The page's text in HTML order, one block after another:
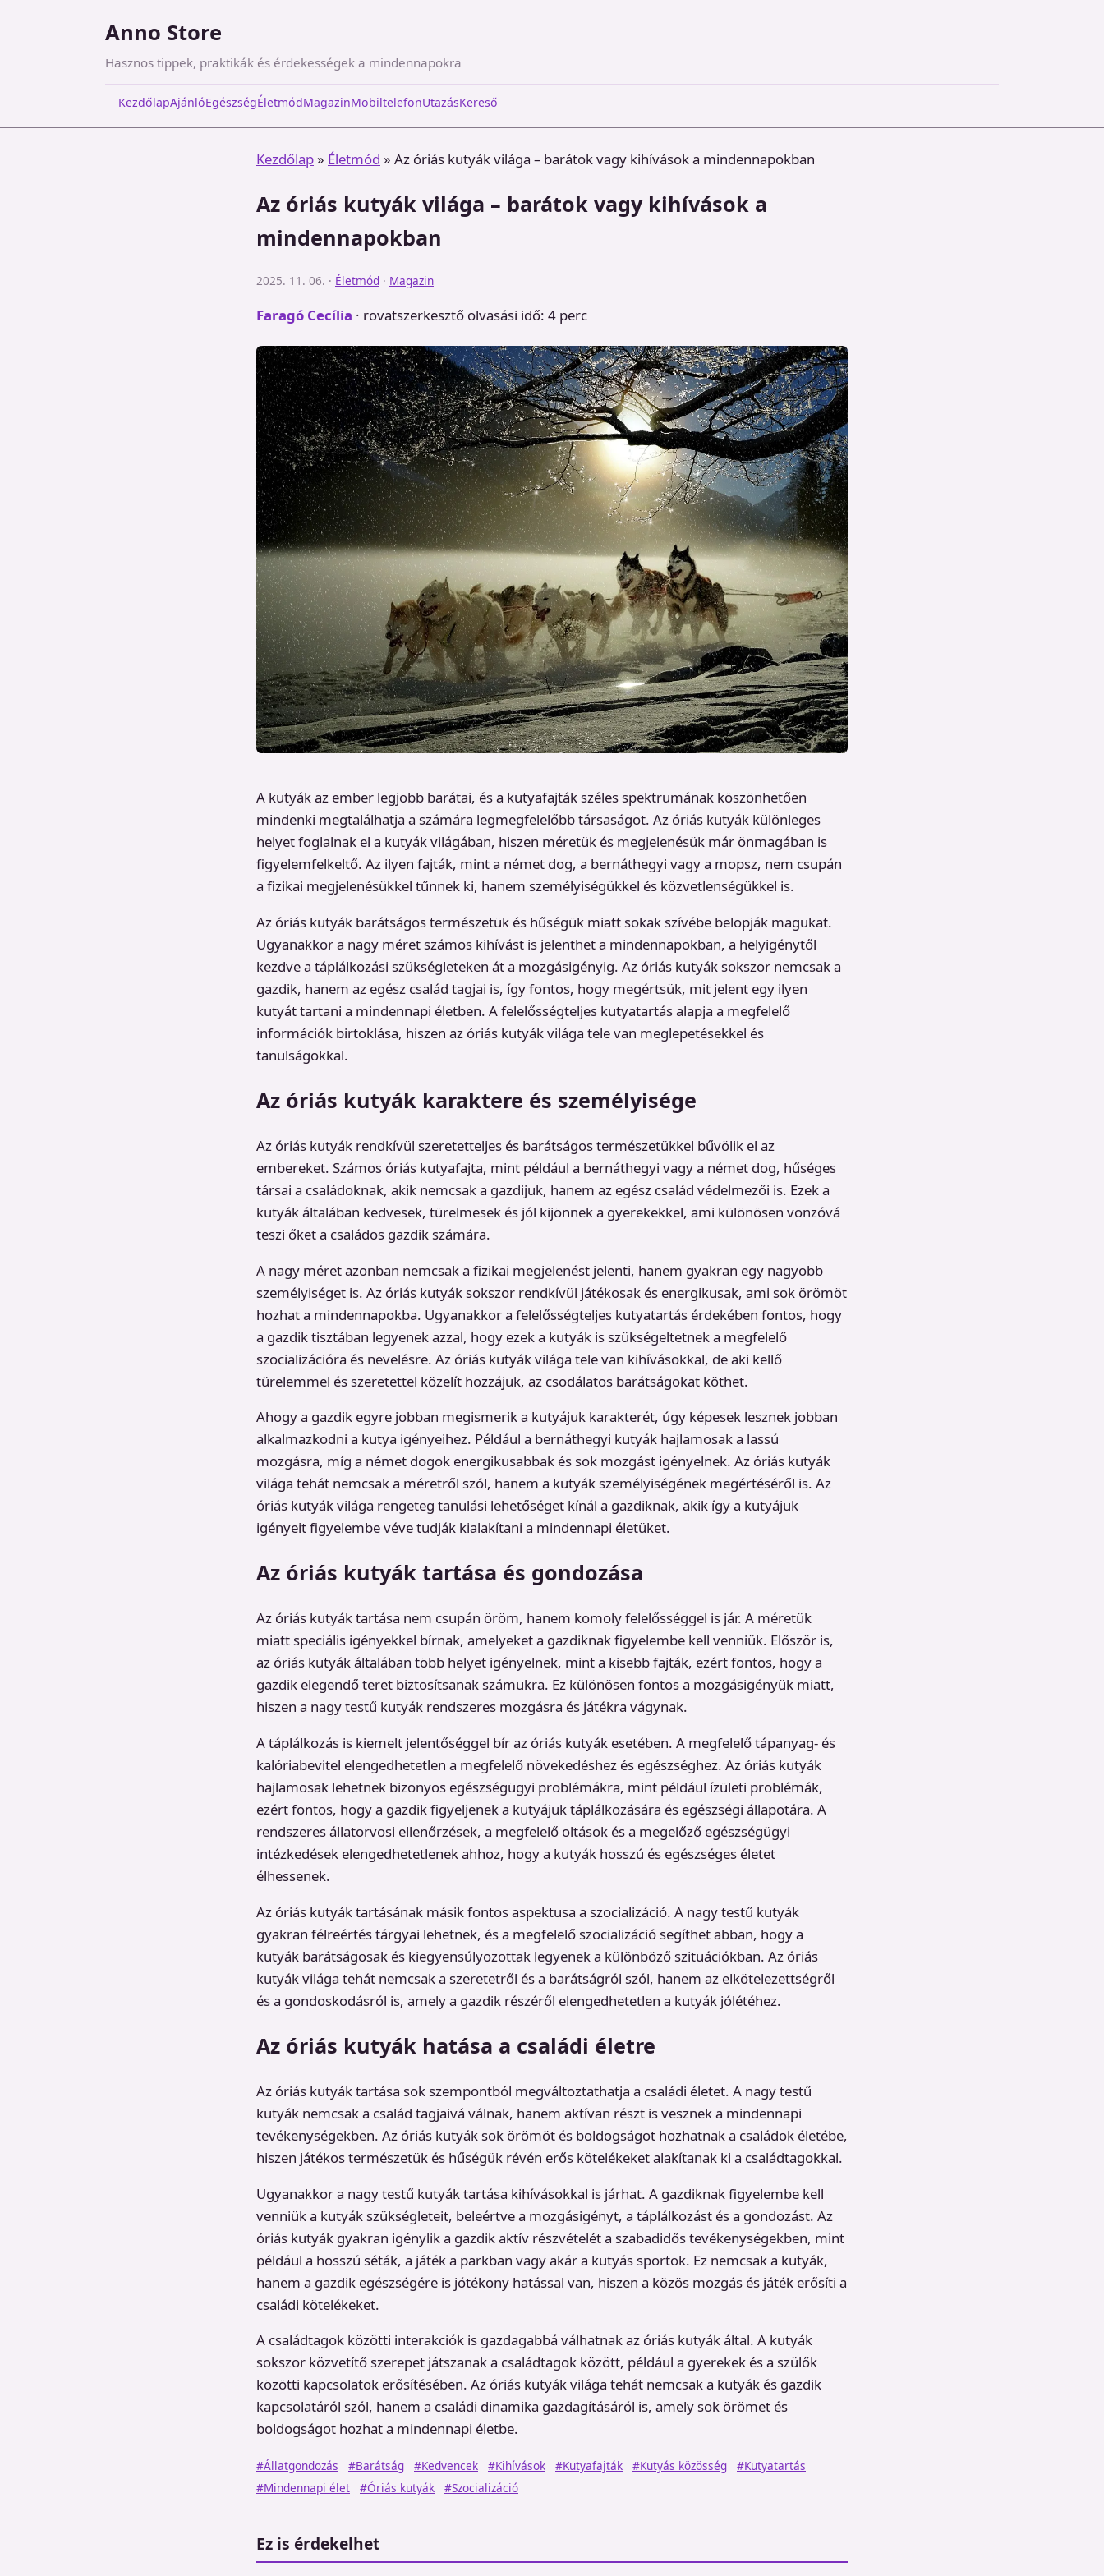
Anno Store
Hasznos tippek, praktikák és érdekességek a mindennapokra
KezdőlapAjánlóEgészségÉletmódMagazinMobiltelefonUtazásKereső
Kezdőlap» Életmód » Az óriás kutyák világa – barátok vagy kihívások a mindennapokban
Az óriás kutyák világa – barátok vagy kihívások a
mindennapokban
2025. 11. 06. · Életmód · Magazin
Faragó Cecília · rovatszerkesztő olvasási idő: 4 perc
A kutyák az ember legjobb barátai, és a kutyafajták széles spektrumának köszönhetően
mindenki megtalálhatja a számára legmegfelelőbb társaságot. Az óriás kutyák különleges
helyet foglalnak el a kutyák világában, hiszen méretük és megjelenésük már önmagában is
figyelemfelkeltő. Az ilyen fajták, mint a német dog, a bernáthegyi vagy a mopsz, nem csupán
a fizikai megjelenésükkel tűnnek ki, hanem személyiségükkel és közvetlenségükkel is.
Az óriás kutyák barátságos természetük és hűségük miatt sokak szívébe belopják magukat.
Ugyanakkor a nagy méret számos kihívást is jelenthet a mindennapokban, a helyigénytől
kezdve a táplálkozási szükségleteken át a mozgásigényig. Az óriás kutyák sokszor nemcsak a
gazdik, hanem az egész család tagjai is, így fontos, hogy megértsük, mit jelent egy ilyen
kutyát tartani a mindennapi életben. A felelősségteljes kutyatartás alapja a megfelelő
információk birtoklása, hiszen az óriás kutyák világa tele van meglepetésekkel és
tanulságokkal.
Az óriás kutyák karaktere és személyisége
Az óriás kutyák rendkívül szeretetteljes és barátságos természetükkel bűvölik el az
embereket. Számos óriás kutyafajta, mint például a bernáthegyi vagy a német dog, hűséges
társai a családoknak, akik nemcsak a gazdijuk, hanem az egész család védelmezői is. Ezek a
kutyák általában kedvesek, türelmesek és jól kijönnek a gyerekekkel, ami különösen vonzóvá
teszi őket a családos gazdik számára.
A nagy méret azonban nemcsak a fizikai megjelenést jelenti, hanem gyakran egy nagyobb
személyiséget is. Az óriás kutyák sokszor rendkívül játékosak és energikusak, ami sok örömöt
hozhat a mindennapokba. Ugyanakkor a felelősségteljes kutyatartás érdekében fontos, hogy
a gazdik tisztában legyenek azzal, hogy ezek a kutyák is szükségeltetnek a megfelelő
szocializációra és nevelésre. Az óriás kutyák világa tele van kihívásokkal, de aki kellő
türelemmel és szeretettel közelít hozzájuk, az csodálatos barátságokat köthet.
Ahogy a gazdik egyre jobban megismerik a kutyájuk karakterét, úgy képesek lesznek jobban
alkalmazkodni a kutya igényeihez. Például a bernáthegyi kutyák hajlamosak a lassú
mozgásra, míg a német dogok energikusabbak és sok mozgást igényelnek. Az óriás kutyák
világa tehát nemcsak a méretről szól, hanem a kutyák személyiségének megértéséről is. Az
óriás kutyák világa rengeteg tanulási lehetőséget kínál a gazdiknak, akik így a kutyájuk
igényeit figyelembe véve tudják kialakítani a mindennapi életüket.
Az óriás kutyák tartása és gondozása
Az óriás kutyák tartása nem csupán öröm, hanem komoly felelősséggel is jár. A méretük
miatt speciális igényekkel bírnak, amelyeket a gazdiknak figyelembe kell venniük. Először is,
az óriás kutyák általában több helyet igényelnek, mint a kisebb fajták, ezért fontos, hogy a
gazdik elegendő teret biztosítsanak számukra. Ez különösen fontos a mozgásigényük miatt,
hiszen a nagy testű kutyák rendszeres mozgásra és játékra vágynak.
A táplálkozás is kiemelt jelentőséggel bír az óriás kutyák esetében. A megfelelő tápanyag- és
kalóriabevitel elengedhetetlen a megfelelő növekedéshez és egészséghez. Az óriás kutyák
hajlamosak lehetnek bizonyos egészségügyi problémákra, mint például ízületi problémák,
ezért fontos, hogy a gazdik figyeljenek a kutyájuk táplálkozására és egészségi állapotára. A
rendszeres állatorvosi ellenőrzések, a megfelelő oltások és a megelőző egészségügyi
intézkedések elengedhetetlenek ahhoz, hogy a kutyák hosszú és egészséges életet
élhessenek.
Az óriás kutyák tartásának másik fontos aspektusa a szocializáció. A nagy testű kutyák
gyakran félreértés tárgyai lehetnek, és a megfelelő szocializáció segíthet abban, hogy a
kutyák barátságosak és kiegyensúlyozottak legyenek a különböző szituációkban. Az óriás
kutyák világa tehát nemcsak a szeretetről és a barátságról szól, hanem az elkötelezettségről
és a gondoskodásról is, amely a gazdik részéről elengedhetetlen a kutyák jólétéhez.
Az óriás kutyák hatása a családi életre
Az óriás kutyák tartása sok szempontból megváltoztathatja a családi életet. A nagy testű
kutyák nemcsak a család tagjaivá válnak, hanem aktívan részt is vesznek a mindennapi
tevékenységekben. Az óriás kutyák sok örömöt és boldogságot hozhatnak a családok életébe,
hiszen játékos természetük és hűségük révén erős kötelékeket alakítanak ki a családtagokkal.
Ugyanakkor a nagy testű kutyák tartása kihívásokkal is járhat. A gazdiknak figyelembe kell
venniük a kutyák szükségleteit, beleértve a mozgásigényt, a táplálkozást és a gondozást. Az
óriás kutyák gyakran igénylik a gazdik aktív részvételét a szabadidős tevékenységekben, mint
például a hosszú séták, a játék a parkban vagy akár a kutyás sportok. Ez nemcsak a kutyák,
hanem a gazdik egészségére is jótékony hatással van, hiszen a közös mozgás és játék erősíti a
családi kötelékeket.
A családtagok közötti interakciók is gazdagabbá válhatnak az óriás kutyák által. A kutyák
sokszor közvetítő szerepet játszanak a családtagok között, például a gyerekek és a szülők
közötti kapcsolatok erősítésében. Az óriás kutyák világa tehát nemcsak a kutyák és gazdik
kapcsolatáról szól, hanem a családi dinamika gazdagításáról is, amely sok örömet és
boldogságot hozhat a mindennapi életbe.
#Állatgondozás #Barátság #Kedvencek #Kihívások #Kutyafajták #Kutyás közösség
#Kutyatartás
#Mindennapi élet
#Óriás kutyák #Szocializáció
Ez is érdekelhet